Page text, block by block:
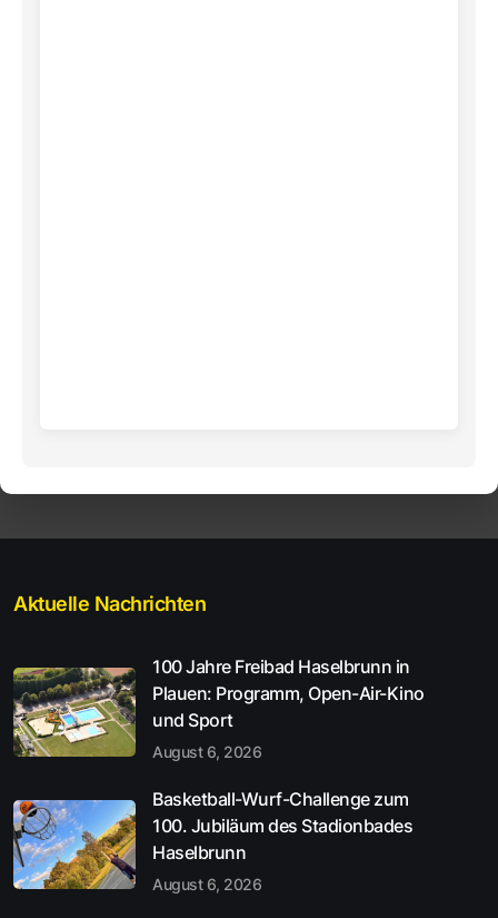
Aktuelle Nachrichten
100 Jahre Freibad Haselbrunn in
Plauen: Programm, Open-Air-Kino
und Sport
August 6, 2026
Basketball-Wurf-Challenge zum
100. Jubiläum des Stadionbades
Haselbrunn
August 6, 2026